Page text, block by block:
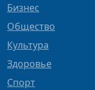
Бизнес
Общество
Культура
Здоровье
Спорт